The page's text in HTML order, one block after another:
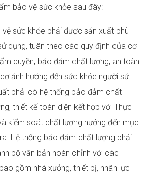
bảo vệ sức khỏe sau đây:
sức khỏe phải được sản xuất phù
dụng, tuân theo các quy định của cơ
quyền, bảo đảm chất lượng, an toàn
ảnh hưởng đến sức khỏe người sử
phải có hệ thống bảo đảm chất
thiết kế toàn diện kết hợp với Thực
kiểm soát chất lượng hướng đến mục
Hệ thống bảo đảm chất lượng phải
bộ văn bản hoàn chỉnh với các
gồm nhà xưởng, thiết bị, nhân lực